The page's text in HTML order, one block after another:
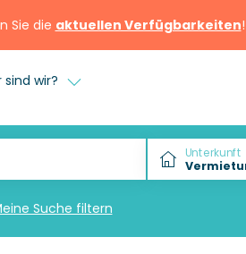
Sie die aktuellen Verfügbarkeiten!
sind wir?
Unterkunft
Suche filtern